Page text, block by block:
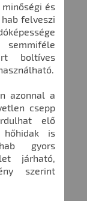
és
felveszi
boltíves
azonnal a
csepp
elő
is
gyors
járható,
szerint